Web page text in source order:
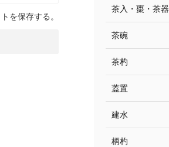
を保存する。
茶入・棗・茶器
茶碗
茶杓
蓋置
建水
柄杓